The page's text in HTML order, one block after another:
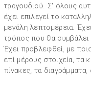
τραγουδιού. Σ' όλους
έχει επιλεγεί το
μεγάλη λεπτομέρεια.
τρόπος που θα
Έχει προβλεφθεί, με
επί μέρους στοιχεία, τα
πίνακες, τα διαγράμματα,